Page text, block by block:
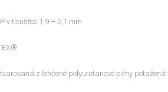
v tloušťce 1,9 – 2,1 mm
z lehčené polyuretanové pěny potažená